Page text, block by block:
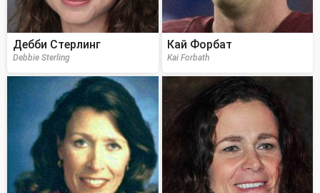
Дебби Стерлинг
Debbie Sterling
Кай Форбат
Kai Forbath